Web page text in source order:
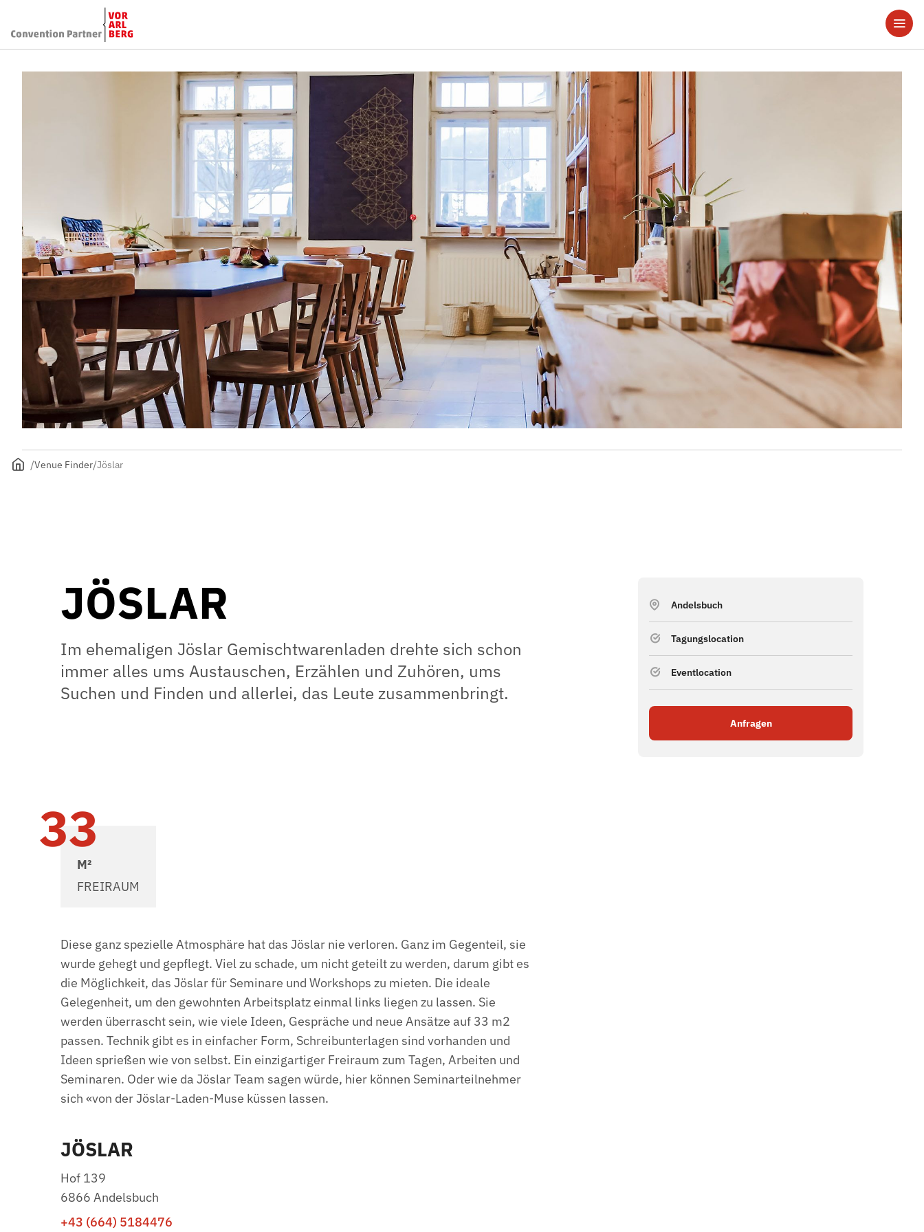
Venue Finder Jöslar
JÖSLAR
Im ehemaligen Jöslar Gemischtwarenladen drehte sich schon
immer alles ums Austauschen, Erzählen und Zuhören, ums
Suchen und Finden und allerlei, das Leute zusammenbringt.
Andelsbuch
Tagungslocation
Eventlocation
Anfragen
33
M²
FREIRAUM
Diese ganz spezielle Atmosphäre hat das Jöslar nie verloren. Ganz im Gegenteil, sie
wurde gehegt und gepflegt. Viel zu schade, um nicht geteilt zu werden, darum gibt es
die Möglichkeit, das Jöslar für Seminare und Workshops zu mieten. Die ideale
Gelegenheit, um den gewohnten Arbeitsplatz einmal links liegen zu lassen. Sie
werden überrascht sein, wie viele Ideen, Gespräche und neue Ansätze auf 33 m2
passen. Technik gibt es in einfacher Form, Schreibunterlagen sind vorhanden und
Ideen sprießen wie von selbst. Ein einzigartiger Freiraum zum Tagen, Arbeiten und
Seminaren. Oder wie da Jöslar Team sagen würde, hier können Seminarteilnehmer
sich «von der Jöslar-Laden-Muse küssen lassen.
JÖSLAR
Hof 139
6866 Andelsbuch
+43 (664) 5184476